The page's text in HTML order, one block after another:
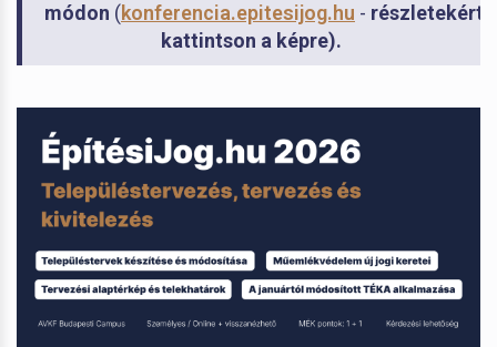
módon (konferencia.epitesijog.hu - részletekért
kattintson a képre).